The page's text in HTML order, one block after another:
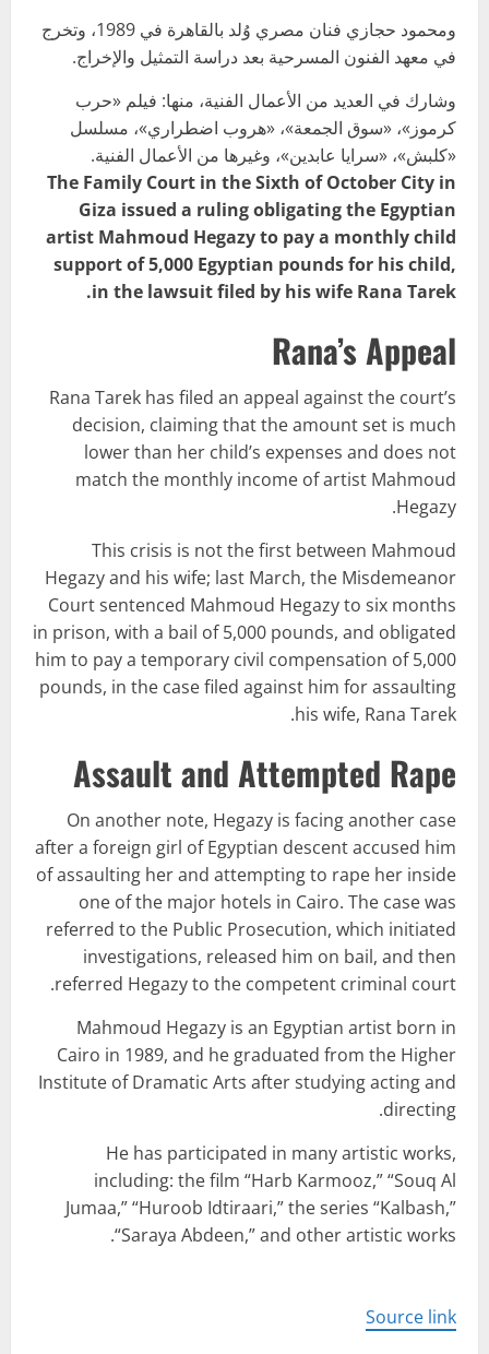
ومحمود حجازي فنان مصري وُلد بالقاهرة في 1989، وتخرج
في معهد الفنون المسرحية بعد دراسة التمثيل والإخراج.
وشارك في العديد من الأعمال الفنية، منها: فيلم «حرب
كرموز»، «سوق الجمعة»، «هروب اضطراري»، مسلسل
«كلبش»، «سرايا عابدين»، وغيرها من الأعمال الفنية.
The Family Court in the Sixth of October City in
Giza issued a ruling obligating the Egyptian
artist Mahmoud Hegazy to pay a monthly child
support of 5,000 Egyptian pounds for his child,
in the lawsuit filed by his wife Rana Tarek.
Rana’s Appeal
Rana Tarek has filed an appeal against the court’s
decision, claiming that the amount set is much
lower than her child’s expenses and does not
match the monthly income of artist Mahmoud
Hegazy.
This crisis is not the first between Mahmoud
Hegazy and his wife; last March, the Misdemeanor
Court sentenced Mahmoud Hegazy to six months
in prison, with a bail of 5,000 pounds, and obligated
him to pay a temporary civil compensation of 5,000
pounds, in the case filed against him for assaulting
his wife, Rana Tarek.
Assault and Attempted Rape
On another note, Hegazy is facing another case
after a foreign girl of Egyptian descent accused him
of assaulting her and attempting to rape her inside
one of the major hotels in Cairo. The case was
referred to the Public Prosecution, which initiated
investigations, released him on bail, and then
referred Hegazy to the competent criminal court.
Mahmoud Hegazy is an Egyptian artist born in
Cairo in 1989, and he graduated from the Higher
Institute of Dramatic Arts after studying acting and
directing.
He has participated in many artistic works,
including: the film “Harb Karmooz,” “Souq Al
Jumaa,” “Huroob Idtiraari,” the series “Kalbash,”
“Saraya Abdeen,” and other artistic works.
Source link